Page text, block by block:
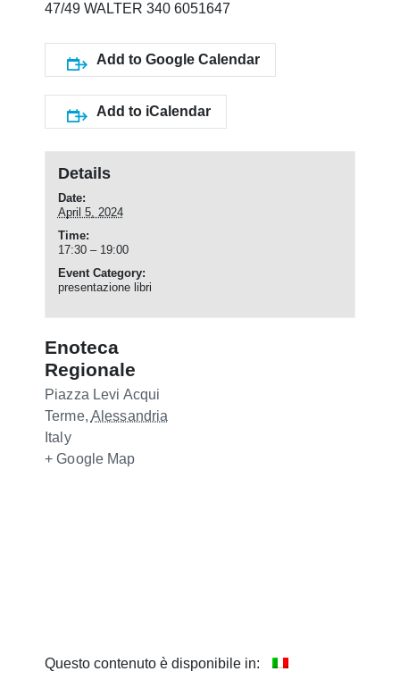
47/49 WALTER 340 6051647
Add to Google Calendar
Add to iCalendar
Details
Date:
April 5, 2024
Time:
17:30 – 19:00
Event Category:
presentazione libri
Enoteca
Regionale
Piazza Levi Acqui
Terme, Alessandria
Italy
+ Google Map
Questo contenuto è disponibile in: